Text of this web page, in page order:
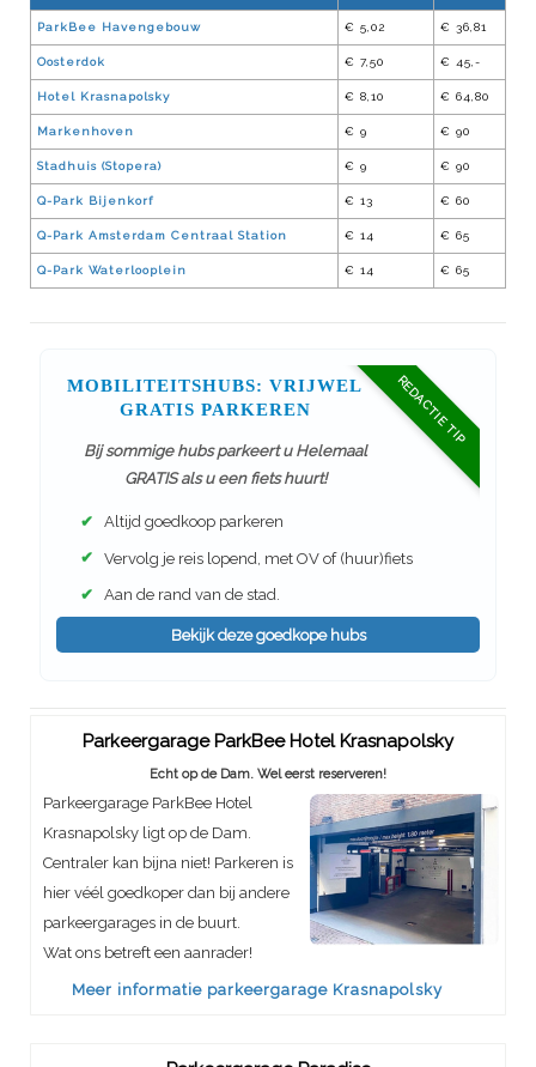
ParkBee Havengebouw € 5,02 € 36,81
Oosterdok € 7,50 € 45,-
Hotel Krasnapolsky € 8,10 € 64,80
Markenhoven € 9 € 90
Stadhuis (Stopera) € 9 € 90
Q-Park Bijenkorf € 13 € 60
Q-Park Amsterdam Centraal Station € 14 € 65
Q-Park Waterlooplein € 14 € 65
REDACTIE TIP
MOBILITEITSHUBS: VRIJWEL
GRATIS PARKEREN
Bij sommige hubs parkeert u Helemaal
GRATIS als u een fiets huurt!
✔ Altijd goedkoop parkeren
✔ Vervolg je reis lopend, met OV of (huur)fiets
✔ Aan de rand van de stad.
Bekijk deze goedkope hubs
Parkeergarage ParkBee Hotel Krasnapolsky
Echt op de Dam. Wel eerst reserveren!
Parkeergarage ParkBee Hotel
Krasnapolsky ligt op de Dam.
Centraler kan bijna niet! Parkeren is
hier véél goedkoper dan bij andere
parkeergarages in de buurt.
Wat ons betreft een aanrader!
Meer informatie parkeergarage Krasnapolsky